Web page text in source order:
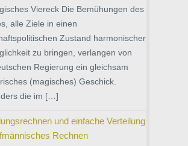
Viereck Die Bemühungen des
alle Ziele in einen
Zustand harmonischer
zu bringen, verlangen von
Regierung ein gleichsam
(magisches) Geschick.
die im […]
und einfache Verteilung
Rechnen